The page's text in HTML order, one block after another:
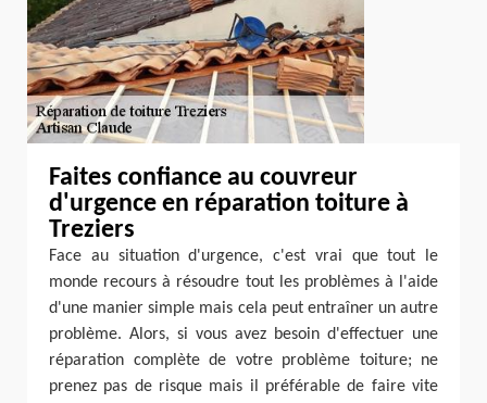
Faites confiance au couvreur
d'urgence en réparation toiture à
Treziers
Face au situation d'urgence, c'est vrai que tout le
monde recours à résoudre tout les problèmes à l'aide
d'une manier simple mais cela peut entraîner un autre
problème. Alors, si vous avez besoin d'effectuer une
réparation complète de votre problème toiture; ne
prenez pas de risque mais il préférable de faire vite